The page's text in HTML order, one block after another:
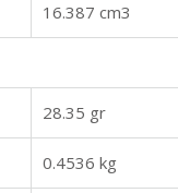
16.387 cm3
28.35 gr
0.4536 kg